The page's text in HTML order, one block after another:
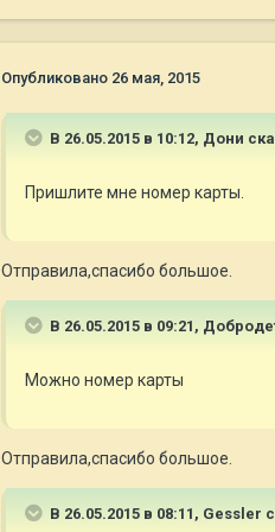
Опубликовано 26 мая, 2015
В 26.05.2015 в 10:12, Дони
Пришлите мне номер карты.
Отправила,спасибо большое.
В 26.05.2015 в 09:21,
Можно номер карты
Отправила,спасибо большое.
В 26.05.2015 в 08:11, Gessler